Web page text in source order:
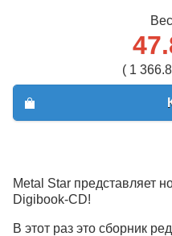
( 1
Metal Star представляет
Digibook-CD!
В этот раз это сборник